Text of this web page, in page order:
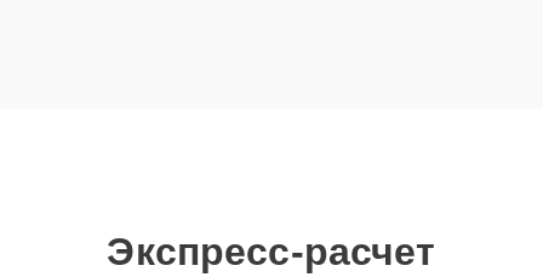
Экспресс-расчет